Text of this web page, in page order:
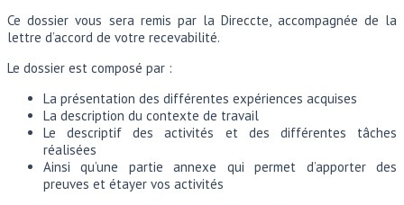
Ce dossier vous sera remis par la Direccte, accompagnée de la
lettre d’accord de votre recevabilité.
Le dossier est composé par :
La présentation des différentes expériences acquises
La description du contexte de travail
Le descriptif des activités et des différentes tâches
réalisées
Ainsi qu’une partie annexe qui permet d’apporter des
preuves et étayer vos activités